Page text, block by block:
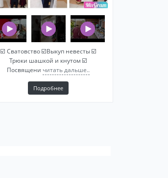
☑️ Сватовство ☑️Выкуп невесты ☑️
Трюки шашкой и кнутом ☑️
Посвящени читать дальше..
Подробнее